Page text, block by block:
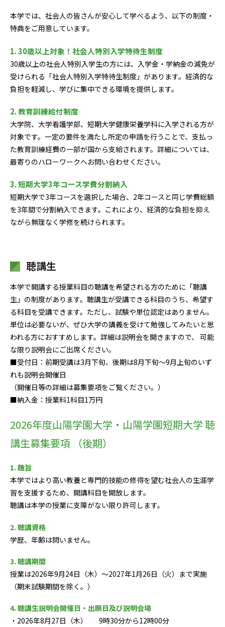
本学では、社会人の皆さんが安心して学べるよう、以下の制度・
特典をご用意しています。
1. 30歳以上対象！社会人特別入学特待生制度
30歳以上の社会人特別入学生の方には、入学金・学納金の減免が
受けられる「社会人特別入学特待生制度」があります。経済的な
負担を軽減し、学びに集中できる環境を提供します。
2. 教育訓練給付制度
大学院、大学看護学部、短期大学健康栄養学科に入学される方が
対象です。一定の要件を満たし所定の申請を行うことで、支払っ
た教育訓練経費の一部が国から支給されます。詳細については、
最寄りのハローワークへお問い合わせください。
3. 短期大学3年コース学費分割納入
短期大学で3年コースを選択した場合、2年コースと同じ学費総額
を3年間で分割納入できます。これにより、経済的な負担を抑え
ながら無理なく学修を続けられます。
聴講生
本学で開講する授業科目の聴講を希望される方のために「聴講
生」の制度があります。聴講生が受講できる科目のうち、希望す
る科目を受講できます。ただし、試験や単位認定はありません。
単位は必要ないが、ぜひ大学の講義を受けて勉強してみたいと思
われる方におすすめします。詳細は説明会を開きますので、 可能
な限り説明会にご出席ください。
■受付日：前期受講は3月下旬、後期は8月下旬〜9月上旬のいず
れも説明会開催日
（開催日等の詳細は募集要項をご覧ください。）
■納入金：授業料1科目1万円
2026年度山陽学園大学・山陽学園短期大学 聴
講生募集要項 （後期）
1. 趣旨
本学ではより高い教養と専門的技能の修得を望む社会人の生涯学
習を支援するため、開講科目を開放します。
聴講は本学の授業に支障がない限り許可します。
2. 聴講資格
学歴、年齢は問いません。
3. 聴講期間
授業は2026年9月24日（木）〜2027年1月26日（火）まで実施
（期末試験期間を除く。）
4. 聴講生説明会開催日・出願日及び説明会場
・2026年8月27日（木） 9時30分から12時00分